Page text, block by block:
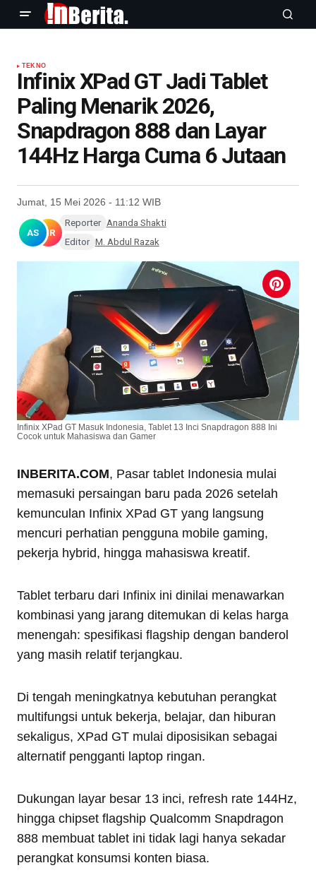
TEKNO
Infinix XPad GT Jadi Tablet
Paling Menarik 2026,
Snapdragon 888 dan Layar
144Hz Harga Cuma 6 Jutaan
Jumat, 15 Mei 2026 - 11:12 WIB
AS MR
Reporter Ananda Shakti
Editor M. Abdul Razak
Infinix XPad GT Masuk Indonesia, Tablet 13 Inci Snapdragon 888 Ini
Cocok untuk Mahasiswa dan Gamer
INBERITA.COM, Pasar tablet Indonesia mulai
memasuki persaingan baru pada 2026 setelah
kemunculan Infinix XPad GT yang langsung
mencuri perhatian pengguna mobile gaming,
pekerja hybrid, hingga mahasiswa kreatif.
Tablet terbaru dari Infinix ini dinilai menawarkan
kombinasi yang jarang ditemukan di kelas harga
menengah: spesifikasi flagship dengan banderol
yang masih relatif terjangkau.
Di tengah meningkatnya kebutuhan perangkat
multifungsi untuk bekerja, belajar, dan hiburan
sekaligus, XPad GT mulai diposisikan sebagai
alternatif pengganti laptop ringan.
Dukungan layar besar 13 inci, refresh rate 144Hz,
hingga chipset flagship Qualcomm Snapdragon
888 membuat tablet ini tidak lagi hanya sekadar
perangkat konsumsi konten biasa.